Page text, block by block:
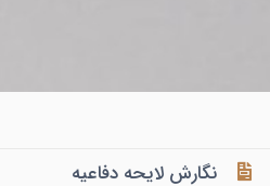
نگارش لایحه دفاعیه